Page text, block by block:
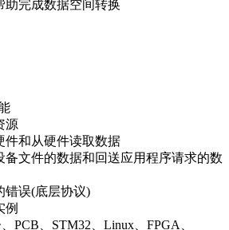
助完成数据空间转换
源
件和从硬件读取数据
备文件的数据和回送应用程序请求的数
错误(底层协议)
例
PCB、STM32、Linux、FPGA、